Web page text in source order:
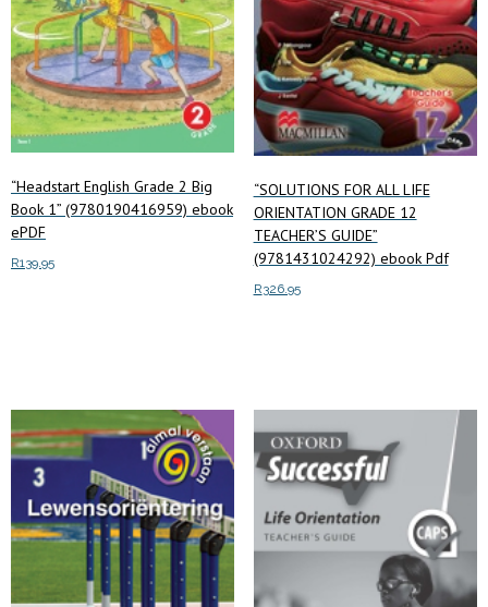
“Headstart English Grade 2 Big
Book 1” (9780190416959) ebook
ePDF
R139.95
“SOLUTIONS FOR ALL LIFE
ORIENTATION GRADE 12
TEACHER’S GUIDE”
(9781431024292) ebook Pdf
R326.95